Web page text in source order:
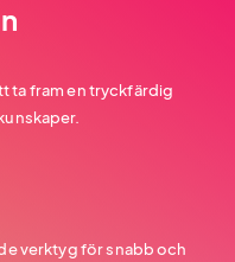
ta fram en tryckfärdig
verktyg för snabb och